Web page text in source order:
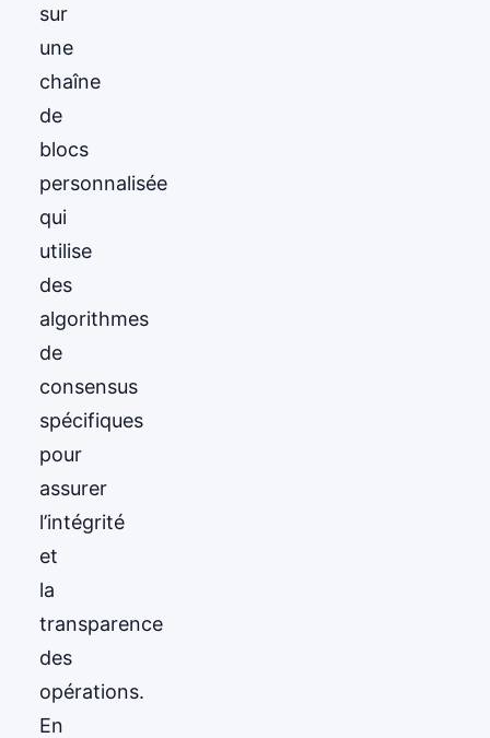
sur
une
chaîne
de
blocs
personnalisée
qui
utilise
des
algorithmes
de
consensus
spécifiques
pour
assurer
l’intégrité
et
la
transparence
des
opérations.
En